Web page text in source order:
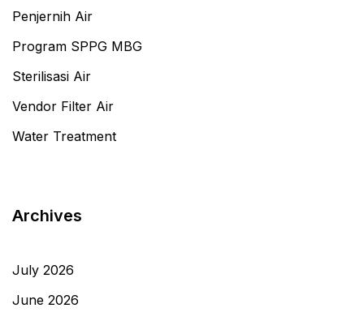
Penjernih Air
Program SPPG MBG
Sterilisasi Air
Vendor Filter Air
Water Treatment
Archives
July 2026
June 2026